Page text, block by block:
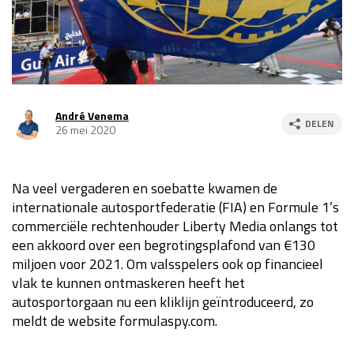
Race
za 13:00 - 15:00
GP VERENIGDE STATEN 2026 23 - 25 okt
GP MEXICO 2026 30 okt - 01 nov
GP SÃO PAULO 2026 06 - 08 nov
Kwalificatie
za 19:00 - 20:00
Race
zo 18:00 - 20:00
LAS VEGAS GRAND PRIX 2026
André Venema
26 mei 2020
DELEN
Na veel vergaderen en soebatte kwamen de
internationale autosportfederatie (FIA) en Formule 1’s
commerciële rechtenhouder Liberty Media onlangs tot
een akkoord over een begrotingsplafond van €130
miljoen voor 2021. Om valsspelers ook op financieel
vlak te kunnen ontmaskeren heeft het
autosportorgaan nu een kliklijn geïntroduceerd, zo
meldt de website formulaspy.com.